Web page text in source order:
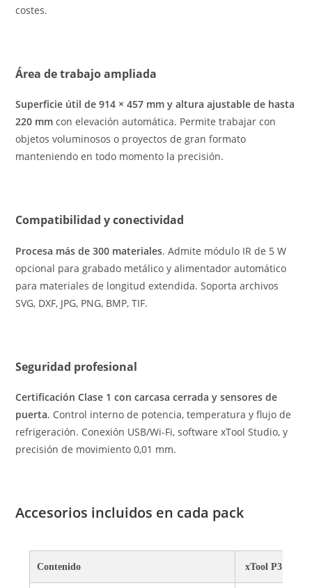
costes.
Área de trabajo ampliada
Superficie útil de 914 × 457 mm y altura ajustable de hasta
220 mm con elevación automática. Permite trabajar con
objetos voluminosos o proyectos de gran formato
manteniendo en todo momento la precisión.
Compatibilidad y conectividad
Procesa más de 300 materiales. Admite módulo IR de 5 W
opcional para grabado metálico y alimentador automático
para materiales de longitud extendida. Soporta archivos
SVG, DXF, JPG, PNG, BMP, TIF.
Seguridad profesional
Certificación Clase 1 con carcasa cerrada y sensores de
puerta. Control interno de potencia, temperatura y flujo de
refrigeración. Conexión USB/Wi-Fi, software xTool Studio, y
precisión de movimiento 0,01 mm.
Accesorios incluidos en cada pack
Contenido xTool P3 Basic